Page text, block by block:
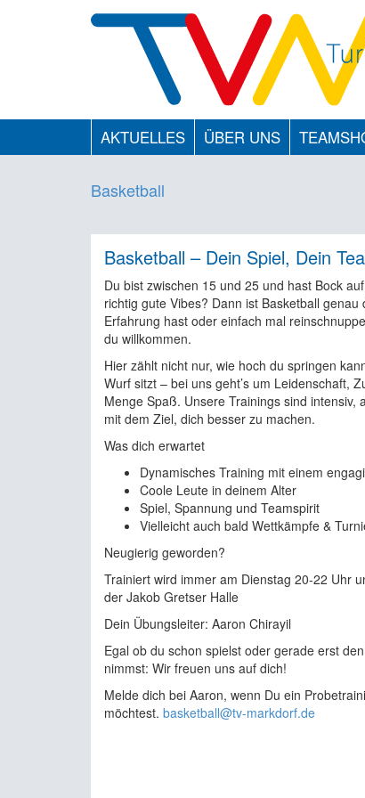
AKTUELLES ÜBER UNS
Basketball
Basketball – Dein Spiel, Dein
Du bist zwischen 15 und 25 und hast Bock
richtig gute Vibes? Dann ist Basketball genau
Erfahrung hast oder einfach mal
du willkommen.
Hier zählt nicht nur, wie hoch du springen
Wurf sitzt – bei uns geht’s um Leidenschaft,
Menge Spaß. Unsere Trainings sind intensiv,
mit dem Ziel, dich besser zu machen.
Was dich erwartet
Dynamisches Training mit einem
Coole Leute in deinem Alter
Spiel, Spannung und Teamspirit
Vielleicht auch bald Wettkämpfe &
Neugierig geworden?
Trainiert wird immer am Dienstag 20-22 Uhr
der Jakob Gretser Halle
Dein Übungsleiter: Aaron Chirayil
Egal ob du schon spielst oder gerade erst
nimmst: Wir freuen uns auf dich!
Melde dich bei Aaron, wenn Du ein
möchtest. basketball@tv-markdorf.de